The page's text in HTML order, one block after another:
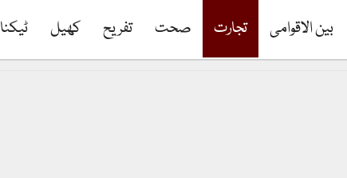
بین الاقوامی تجارت صحت تفریح کھیل